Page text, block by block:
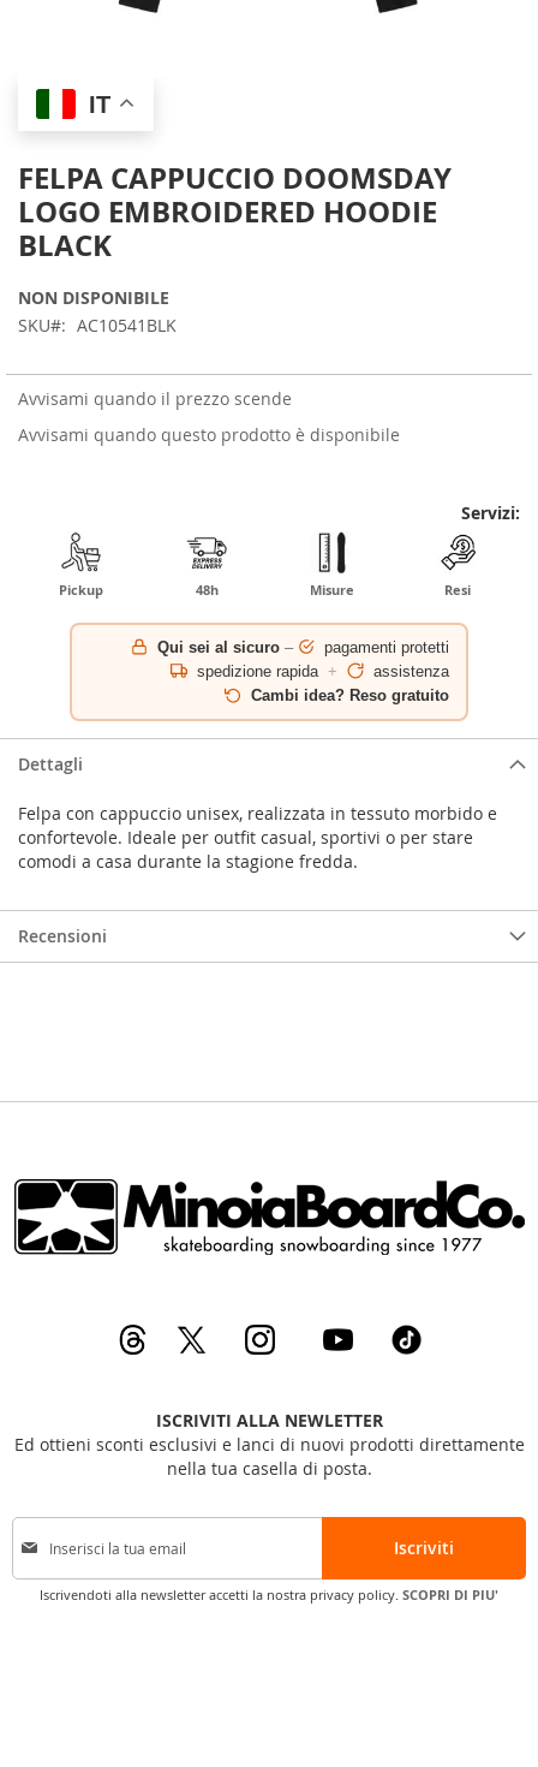
IT
FELPA CAPPUCCIO DOOMSDAY
LOGO EMBROIDERED HOODIE
BLACK
NON DISPONIBILE
SKU
AC10541BLK
Avvisami quando il prezzo scende
Avvisami quando questo prodotto è disponibile
Servizi:
Pickup 48h Misure Resi
Qui sei al sicuro –
pagamenti protetti
spedizione rapida +
assistenza
Cambi idea? Reso gratuito
Skip
the
of
the
images
gallery
Dettagli
Felpa con cappuccio unisex, realizzata in tessuto morbido e
confortevole. Ideale per outfit casual, sportivi o per stare
comodi a casa durante la stagione fredda.
Recensioni
ISCRIVITI ALLA NEWLETTER
Ed ottieni sconti esclusivi e lanci di nuovi prodotti direttamente
nella tua casella di posta.
I
c
Iscriviti
Iscrivendoti alla newsletter accetti la nostra privacy policy. SCOPRI DI PIU'